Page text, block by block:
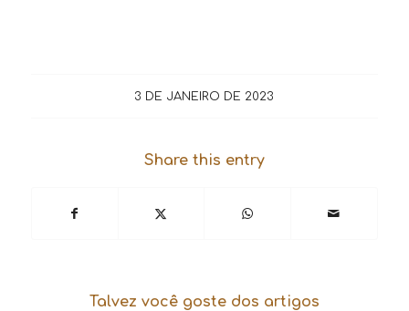
3 DE JANEIRO DE 2023
Share this entry
Talvez você goste dos artigos